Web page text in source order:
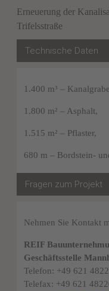
Erneuerung der
Trifelsstraße
Technische Daten
1.400 m³ –
1.800 m² – Asphalt,
1.515 m² – Pflaster,
680 m – Bordstein-
Fragen zum Projekt
Nehmen Sie Kontakt
REIF
Geschäftsstelle
Telefon: +49 621
Telefax: +49 621